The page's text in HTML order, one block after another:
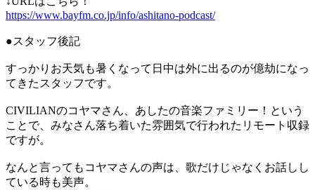
https://www.bayfm.co.jp/info/ashitano-podcast/
●スタッフ後記
すっかりお天気も暑くなって日中は外に出るのが億劫になっ
てきたスタッフです。
CIVILIANのコヤマさん、あしたの音楽ファミリー！という
ことで、みなさん落ち着いた雰囲気で行われたリモート収録
ですが。
なんと言ってもコヤマさんの声は、歌だけじゃなくお話しし
ている時も美声。